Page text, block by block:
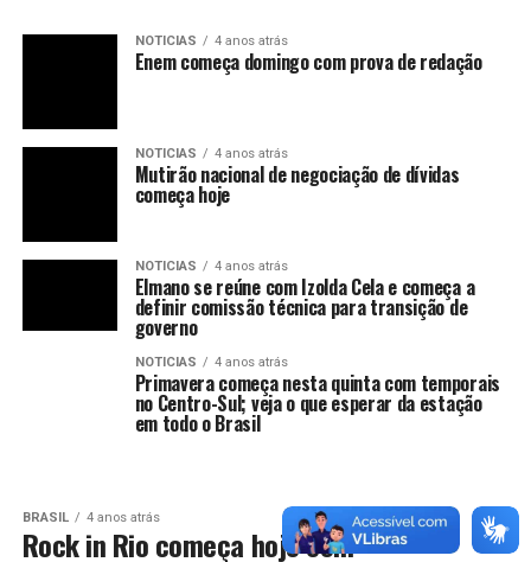
NOTICIAS 4 anos atrás
Enem começa domingo com prova de redação
NOTICIAS 4 anos atrás
governo
NOTICIAS 4 anos atrás
Primavera começa nesta quinta com temporais
no Centro-Sul; veja o que esperar da estação
em todo o Brasil
tradicional Dia do Metal